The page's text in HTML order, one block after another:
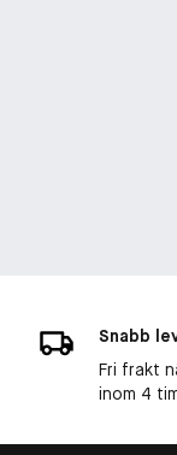
Snabb
Fri frakt
inom 4